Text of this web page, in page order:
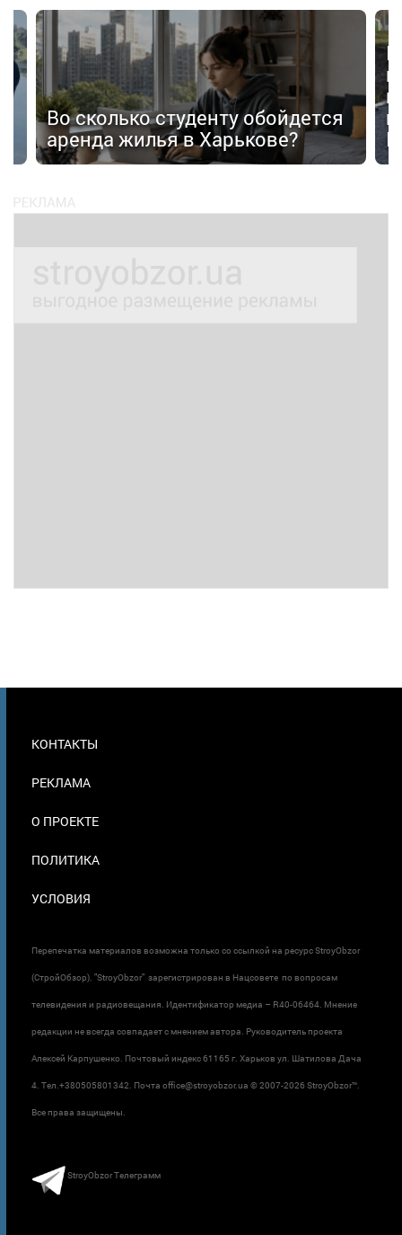
Во сколько студенту обойдется
аренда жилья в Харькове?
В
В
КОНТАКТЫ
РЕКЛАМА
О ПРОЕКТЕ
ПОЛИТИКА
УСЛОВИЯ
Перепечатка материалов возможна только со ссылкой на ресурс StroyObzor
(СтройОбзор). "StroyObzor" зарегистрирован в Нацсовете по вопросам
телевидения и радиовещания. Идентификатор медиа – R40-06464. Мнение
редакции не всегда совпадает с мнением автора. Руководитель проекта
Алексей Карпушенко. Почтовый индекс 61165 г. Харьков ул. Шатилова Дача
4. Тел.+380505801342. Почта office@stroyobzor.ua © 2007-2026 StroyObzor™.
Все права защищены.
StroyObzor Телеграмм